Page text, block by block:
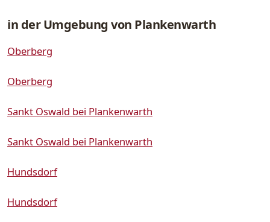
in der Umgebung von Plankenwarth
Oberberg
Oberberg
Sankt Oswald bei Plankenwarth
Sankt Oswald bei Plankenwarth
Hundsdorf
Hundsdorf